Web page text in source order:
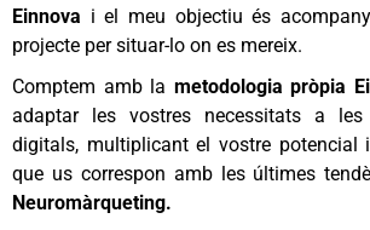
Einnova i el meu objectiu és
projecte per situar-lo on es mereix.
Comptem amb la metodologia pròpia
adaptar les vostres necessitats a les
digitals, multiplicant el vostre potencial
que us correspon amb les últimes
Neuromàrqueting.